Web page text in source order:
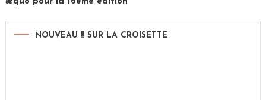
NOUVEAU !! SUR LA CROISETTE